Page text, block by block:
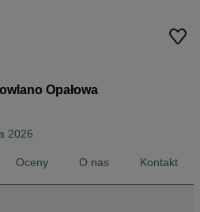
Opałowa
2026
Oceny O nas Kontakt